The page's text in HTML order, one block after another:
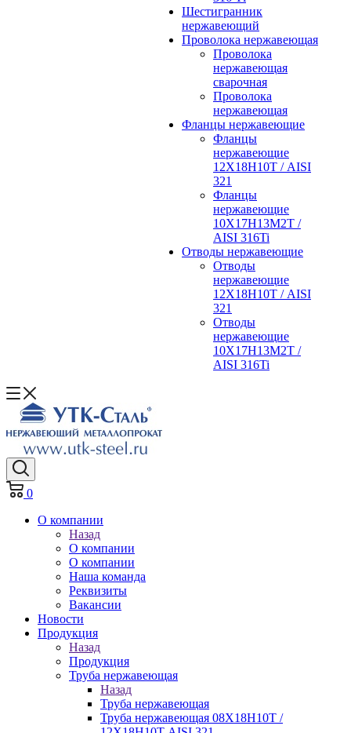
Шестигранник
нержавеющий
Проволока нержавеющая
Проволока
нержавеющая
сварочная
Проволока
нержавеющая
Фланцы нержавеющие
Фланцы
нержавеющие
12Х18Н10Т / AISI
321
Фланцы
нержавеющие
10Х17Н13М2Т /
AISI 316Ti
Отводы нержавеющие
Отводы
нержавеющие
12Х18Н10Т / AISI
321
Отводы
нержавеющие
10Х17Н13М2Т /
AISI 316Ti
0
О компании
Назад
О компании
О компании
Наша команда
Реквизиты
Вакансии
Новости
Продукция
Назад
Продукция
Труба нержавеющая
Назад
Труба нержавеющая
Труба нержавеющая 08Х18Н10Т /